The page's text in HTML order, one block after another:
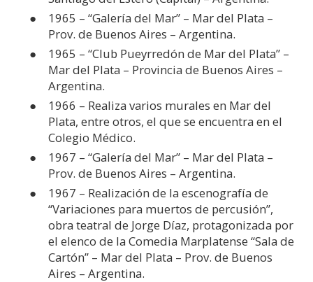
1965 – “Galería del Mar” – Mar del Plata –
Prov. de Buenos Aires – Argentina.
1965 – “Club Pueyrredón de Mar del Plata” –
Mar del Plata – Provincia de Buenos Aires –
Argentina.
1966 – Realiza varios murales en Mar del
Plata, entre otros, el que se encuentra en el
Colegio Médico.
1967 – “Galería del Mar” – Mar del Plata –
Prov. de Buenos Aires – Argentina.
1967 – Realización de la escenografía de
“Variaciones para muertos de percusión”,
obra teatral de Jorge Díaz, protagonizada por
el elenco de la Comedia Marplatense “Sala de
Cartón” – Mar del Plata – Prov. de Buenos
Aires – Argentina.